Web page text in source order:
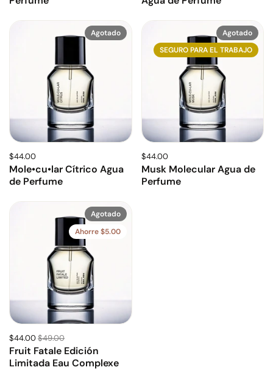
$44.00
Mole•cu•lar Cítrico Agua
de Perfume
Agotado
$44.00
Musk Molecular Agua de
Perfume
Agotado
SEGURO PARA EL TRABAJO
$44.00$49.00
Fruit Fatale Edición
Limitada Eau Complexe
Agotado
Ahorre $5.00